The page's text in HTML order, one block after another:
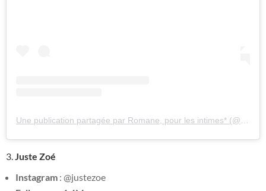
3.Juste Zoé
Instagram : @justezoe